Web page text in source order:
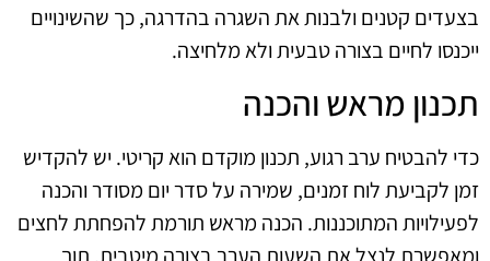
בצעדים קטנים ולבנות את השגרה בהדרגה, כך שהשינויים
ייכנסו לחיים בצורה טבעית ולא מלחיצה.
תכנון מראש והכנה
כדי להבטיח ערב רגוע, תכנון מוקדם הוא קריטי. יש להקדיש
זמן לקביעת לוח זמנים, שמירה על סדר יום מסודר והכנה
לפעילויות המתוכננות. הכנה מראש תורמת להפחתת לחצים